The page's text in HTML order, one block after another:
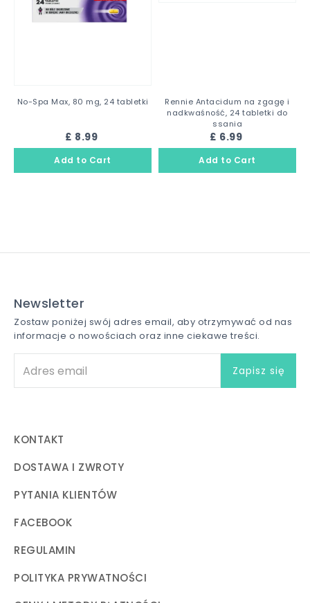
No-Spa Max, 80 mg, 24 tabletki
£ 8.99
Rennie Antacidum na zgagę i
nadkwaśność, 24 tabletki do
ssania
£ 6.99
Newsletter
Zostaw poniżej swój adres email, aby otrzymywać od nas
informacje o nowościach oraz inne ciekawe treści.
KONTAKT
DOSTAWA I ZWROTY
PYTANIA KLIENTÓW
FACEBOOK
REGULAMIN
POLITYKA PRYWATNOŚCI